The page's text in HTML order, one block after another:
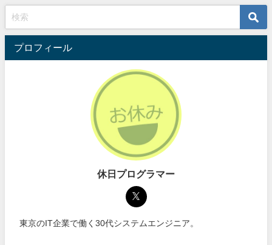
プロフィール
休日プログラマー
東京のIT企業で働く30代システムエンジニア。